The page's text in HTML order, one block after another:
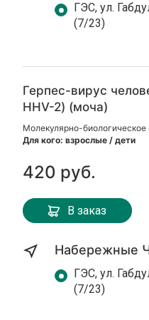
ГЭС, ул.
(7/23)
Герпес-вирус
HHV-2) (моча)
Молекулярно-
Для кого: взрослые / дети
420 руб.
В заказ
Набережные
ГЭС, ул.
(7/23)